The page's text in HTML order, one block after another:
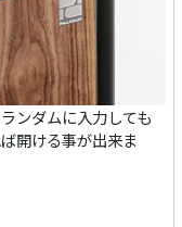
ンダムに入力しても
開ける事が出来ま